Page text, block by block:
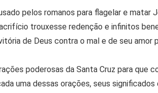
pelos romanos para flagelar e matar
trouxesse redenção e infinitos
de Deus contra o mal e de seu amor
poderosas da Santa Cruz para que
uma dessas orações, seus significados